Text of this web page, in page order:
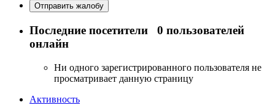
Отправить жалобу
Последние посетители 0 пользователей
онлайн
Ни одного зарегистрированного пользователя не
просматривает данную страницу
Активность